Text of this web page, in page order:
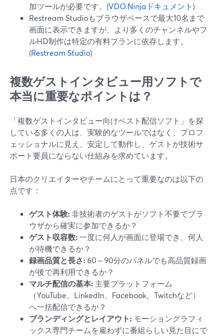
加ツールが必要です。(VDO.Ninjaドキュメント )
Restream Studioもブラウザベースで最大10名まで
画面に表示できますが、より多くのチャンネルやフ
ルHD制作は特定の有料プランに依存します。
(Restream Studio)
複数ゲストインタビュー用ソフトで
本当に重要なポイントは？
「複数ゲストインタビュー向けベスト配信ソフト」を探
している多くの人は、実験的なツールではなく、プロフ
ェッショナルに見え、安定して動作し、ゲストが技術サ
ポート要員にならない仕組みを求めています。
日本のクリエイターやチームにとって重要なのは以下の
点です：
ゲスト体験:非技術者のゲストがソフト不要でブラ
ウザから確実に参加できるか？
ゲスト収容数:一度に何人が画面に登場でき、何人
が待機できるか？
録画品質と長さ: 60～90分のパネルでも高品質録画
が後で再利用できるか？
マルチ配信の基本: 主要プラットフォーム
（YouTube、LinkedIn、Facebook、Twitchなど）
へ一括配信できるか？
ブランディングとレイアウト: モーショングラフィ
ックス専門チームを雇わずに番組らしい見た目にで